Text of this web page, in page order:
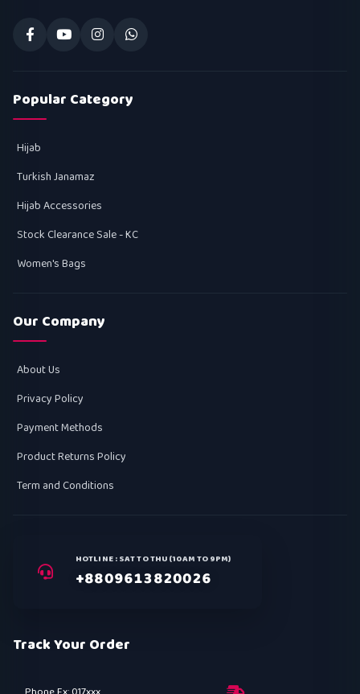
Popular Category
Hijab
Turkish Janamaz
Hijab Accessories
Stock Clearance Sale - KC
Women's Bags
Our Company
About Us
Privacy Policy
Payment Methods
Product Returns Policy
Term and Conditions
HOTLINE : SAT TO THU (10AM TO 9PM)
+8809613820026
Track Your Order